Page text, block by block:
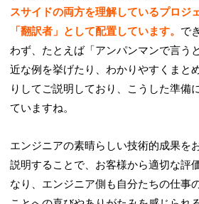
スサイドの両方を理解しているプロジ
「翻訳者」として配置しています。 で
わず、たとえば「アンパンマンで言う
近な例を挙げたり、わかりやすくまと
りしてご説明しており、こうした準備
ていますね。
エンジニアの素晴らしい技術的成果を
説明することで、お客様から適切な評
なり、エンジニア側も自分たちの仕事